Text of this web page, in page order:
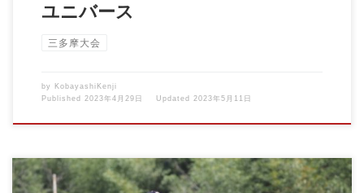
ユニバース
三多摩大会
by KobayashiKenji
Published 2023年4月29日 Updated 2023年5月11日